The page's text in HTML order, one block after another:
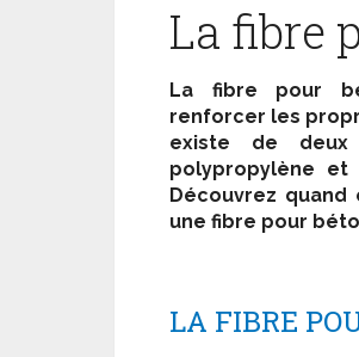
La fibre
La fibre pour
renforcer les
existe de
polypropylène et
Découvrez
une fibre pour
LA FIBRE